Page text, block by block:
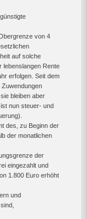
von 4
auf solche
lebenslangen Rente
erfolgen. Seit dem
Zuwendungen
bleiben aber
nun steuer- und
des, zu Beginn der
der monatlichen
der
eingezahlt und
1.800 Euro erhöht
und